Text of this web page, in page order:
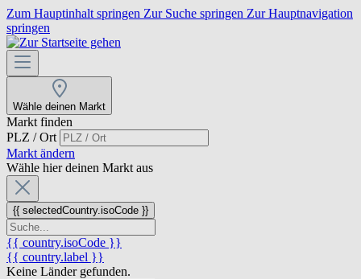
Zum Hauptinhalt springen Zur Suche springen Zur Hauptnavigation
springen
Wähle deinen Markt
Markt finden
PLZ / Ort
Markt ändern
Wähle hier deinen Markt aus
{{ selectedCountry.isoCode }}
{{ country.isoCode }}
{{ country.label }}
Keine Länder gefunden.